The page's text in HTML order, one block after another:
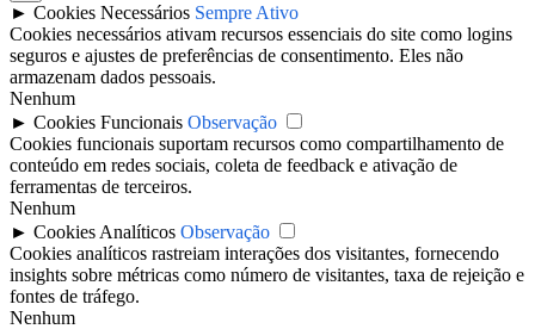
► Cookies Necessários Sempre Ativo
Cookies necessários ativam recursos essenciais do site como logins
seguros e ajustes de preferências de consentimento. Eles não
armazenam dados pessoais.
Nenhum
► Cookies Funcionais Observação
Cookies funcionais suportam recursos como compartilhamento de
conteúdo em redes sociais, coleta de feedback e ativação de
ferramentas de terceiros.
Nenhum
► Cookies Analíticos Observação
Cookies analíticos rastreiam interações dos visitantes, fornecendo
insights sobre métricas como número de visitantes, taxa de rejeição e
fontes de tráfego.
Nenhum